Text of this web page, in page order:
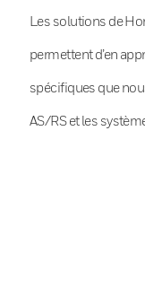
Les solutions de
permettent d’en
spécifiques que
AS/RS et les